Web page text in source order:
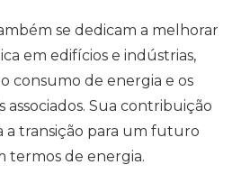
se dedicam a melhorar
em edifícios e indústrias,
consumo de energia e os
associados. Sua contribuição
a transição para um futuro
termos de energia.